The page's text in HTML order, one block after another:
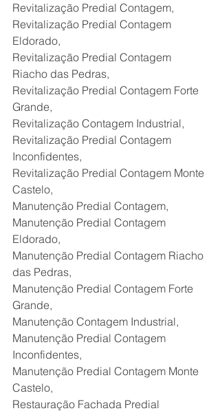
Revitalização Predial Contagem,
Revitalização Predial Contagem
Eldorado,
Revitalização Predial Contagem
Riacho das Pedras,
Revitalização Predial Contagem Forte
Grande,
Revitalização Contagem Industrial,
Revitalização Predial Contagem
Inconfidentes,
Revitalização Predial Contagem Monte
Castelo,
Manutenção Predial Contagem,
Manutenção Predial Contagem
Eldorado,
Manutenção Predial Contagem Riacho
das Pedras,
Manutenção Predial Contagem Forte
Grande,
Manutenção Contagem Industrial,
Manutenção Predial Contagem
Inconfidentes,
Manutenção Predial Contagem Monte
Castelo,
Restauração Fachada Predial